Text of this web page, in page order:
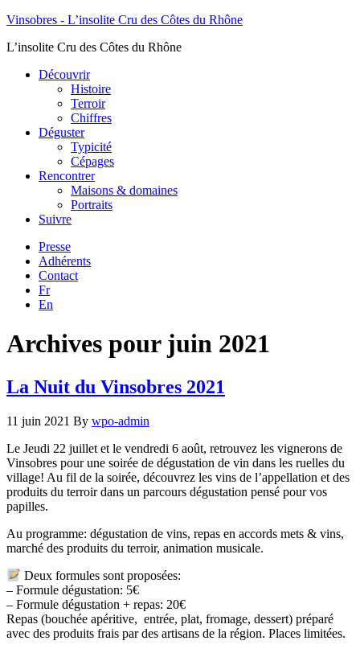
Vinsobres - L’insolite Cru des Côtes du Rhône
L’insolite Cru des Côtes du Rhône
Découvrir
Histoire
Terroir
Chiffres
Déguster
Typicité
Cépages
Rencontrer
Maisons & domaines
Portraits
Suivre
Presse
Adhérents
Contact
Fr
En
Archives pour juin 2021
La Nuit du Vinsobres 2021
11 juin 2021 By wpo-admin
Le Jeudi 22 juillet et le vendredi 6 août, retrouvez les vignerons de
Vinsobres pour une soirée de dégustation de vin dans les ruelles du
village! Au fil de la soirée, découvrez les vins de l’appellation et des
produits du terroir dans un parcours dégustation pensé pour vos
papilles.
Au programme: dégustation de vins, repas en accords mets & vins,
marché des produits du terroir, animation musicale.
Deux formules sont proposées:
– Formule dégustation: 5€
– Formule dégustation + repas: 20€
Repas (bouchée apéritive, entrée, plat, fromage, dessert) préparé
avec des produits frais par des artisans de la région. Places limitées.